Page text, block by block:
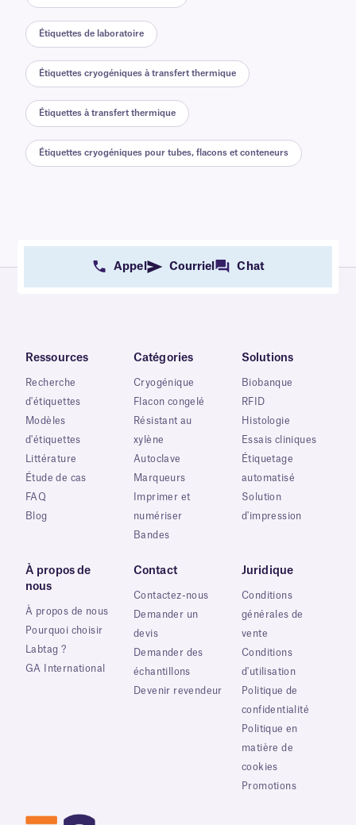
Étiquettes de laboratoire
Étiquettes cryogéniques à transfert thermique
Étiquettes à transfert thermique
Étiquettes cryogéniques pour tubes, flacons et conteneurs
Appel Courriel Chat
Ressources
Recherche
d'étiquettes
Modèles
d'étiquettes
Littérature
Étude de cas
FAQ
Blog
Catégories
Cryogénique
Flacon congelé
Résistant au
xylène
Autoclave
Marqueurs
Imprimer et
numériser
Bandes
Solutions
Biobanque
RFID
Histologie
Essais cliniques
Étiquetage
automatisé
Solution
d'impression
À propos de
nous
À propos de nous
Pourquoi choisir
Labtag ?
GA International
Contact
Contactez-nous
Demander un
devis
Demander des
échantillons
Devenir revendeur
Juridique
Conditions
générales de
vente
Conditions
d'utilisation
Politique de
confidentialité
Politique en
matière de
cookies
Promotions